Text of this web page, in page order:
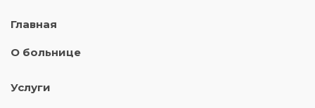
Главная
О больнице
Услуги